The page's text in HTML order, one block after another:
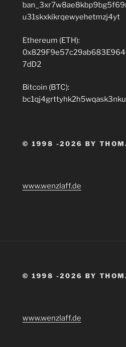
u31skxkikrqewyehetmzj4yt
Ethereum (ETH):
7dD2
Bitcoin (BTC):
© 1998 -2026 BY
www.wenzlaff.de
© 1998 -2026 BY
www.wenzlaff.de